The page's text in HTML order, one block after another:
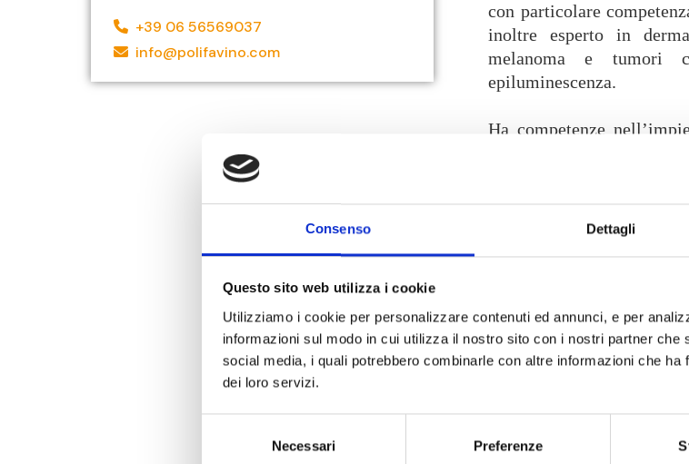
Consenso Dettagli
Questo sito web utilizza i cookie
Utilizziamo i cookie per personalizzare contenuti ed annunci, e per
informazioni sul modo in cui utilizza il nostro sito con i nostri partner che
social media, i quali potrebbero combinarle con altre informazioni che
dei loro servizi.
Necessari Preferenze
+39 06 56569037
info@polifavino.com
con particolare
inoltre esperto in
melanoma e tumori
epiluminescenza.
Ha competenze
vascolari, cicatrici,
pubblicazioni
membro della SIDeMaST
Mappatura nei con epiluminescenza
PRENOTA ORA